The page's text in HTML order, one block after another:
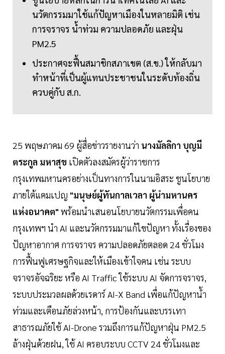
นวัตกรรมมาใช้แก้ปัญหาเมืองในหลายมิติ เช่น
การจราจร น้ำท่วม ความปลอดภัย และฝุ่น
PM2.5
ประกาศจะฟื้นสมาชิกสภาเขต (ส.ข.) ให้กลับมา
ทำหน้าที่เป็นผู้แทนประชาชนในระดับท้องถิ่น
ควบคู่กับ ส.ก.
25 พฤษภาคม 69 ผู้สื่อข่าวรายงานว่า นางมัลลิกา บุญมี
ตระกูล มหาสุข เปิดตัวลงสมัครผู้ว่าราชการ
กรุงเทพมหานครอย่างเป็นทางการในนามอิสระ ชูนโยบาย
ภายใต้แคมเปญ "มนุษย์ผู้ทันกาลเวลา ผู้นำมหานคร
แห่งอนาคต" พร้อมนำเสนอนโยบายนวัตกรรมเพื่อคน
กรุงเทพฯ นำ AI และนวัตกรรมมาแก้ไขปัญหา ทั้งเรื่องของ
ปัญหาอากาศ การจราจร ความปลอดภัยตลอด 24 ชั่วโมง
การฟื้นฟูเศรษฐกิจและให้เมืองเข้าใจคน เช่น ระบบ
จราจรอัจฉริยะ หรือ AI Traffic ใช้ระบบ AI จัดการจราจร,
ระบบประมวลผลด้วยเรดาร์ AI-X Band เพื่อแก้ปัญหาน้ำ
ท่วมและเตือนภัยล่วงหน้า, การป้องกันและบรรเทา
สาธารณภัยใช้ AI-Drone รวมถึงการแก้ปัญหาฝุ่น PM2.5
ล้างฝุ่นด้วยฝน, ใช้ AI ครอบระบบ CCTV 24 ชั่วโมงและ